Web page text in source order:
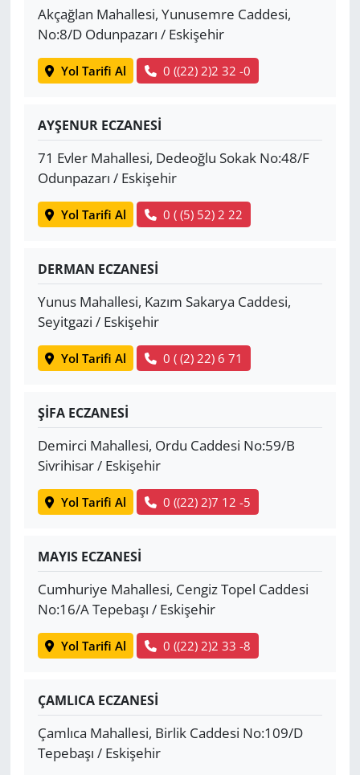
Akçağlan Mahallesi, Yunusemre Caddesi,
No:8/D Odunpazarı / Eskişehir
Yol Tarifi Al 0 ((22) 2)2 32 -0
AYŞENUR ECZANESİ
71 Evler Mahallesi, Dedeoğlu Sokak No:48/F
Odunpazarı / Eskişehir
Yol Tarifi Al 0 ( (5) 52) 2 22
DERMAN ECZANESİ
Yunus Mahallesi, Kazım Sakarya Caddesi,
Seyitgazi / Eskişehir
Yol Tarifi Al 0 ( (2) 22) 6 71
ŞİFA ECZANESİ
Demirci Mahallesi, Ordu Caddesi No:59/B
Sivrihisar / Eskişehir
Yol Tarifi Al 0 ((22) 2)7 12 -5
MAYIS ECZANESİ
Cumhuriye Mahallesi, Cengiz Topel Caddesi
No:16/A Tepebaşı / Eskişehir
Yol Tarifi Al 0 ((22) 2)2 33 -8
ÇAMLICA ECZANESİ
Çamlıca Mahallesi, Birlik Caddesi No:109/D
Tepebaşı / Eskişehir